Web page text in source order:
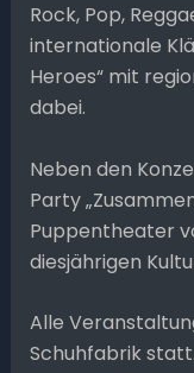
Rock, Pop,
internationale
Heroes“ mit
dabei.
Neben den
Party
Puppentheater
diesjährigen
Alle
Schuhfabrik